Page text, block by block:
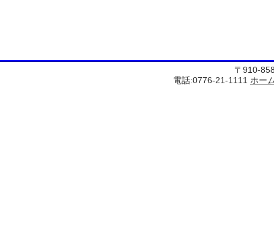
〒910-
電話:0776-21-1111 ホー